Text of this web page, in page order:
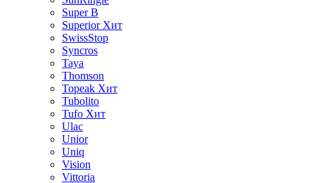
Super B
Superior Хит
SwissStop
Syncros
Taya
Thomson
Topeak Хит
Tubolito
Tufo Хит
Ulac
Unior
Uniq
Vision
Vittoria